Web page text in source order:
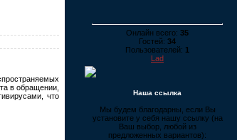
в обращении,
что
Онлайн всего: 35
Гостей: 34
Пользователей: 1
Lad
Наша ссылка
Мы будем благодарны, если Вы
установите у себя нашу ссылку (на
Ваш выбор, любой из
предложенных вариантов):